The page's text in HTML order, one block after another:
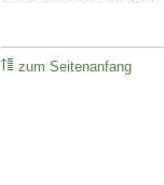
zum Seitenanfang